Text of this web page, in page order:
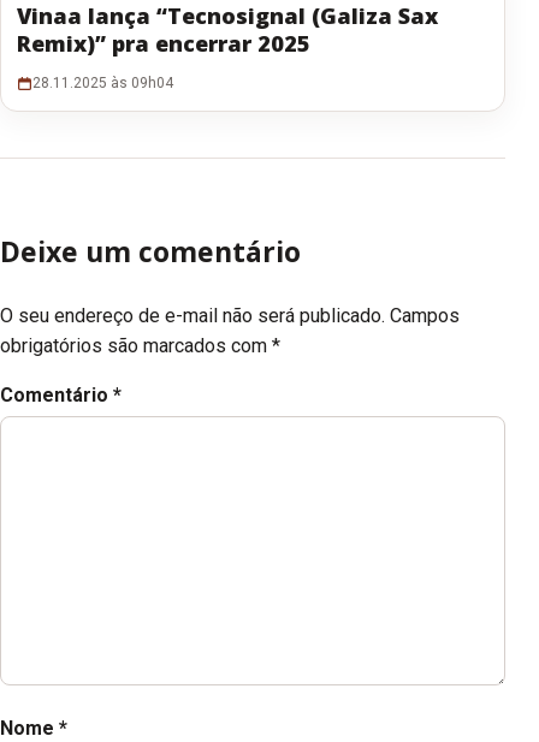
Vinaa lança “Tecnosignal (Galiza Sax
Remix)” pra encerrar 2025
28.11.2025 às 09h04
Deixe um comentário
O seu endereço de e-mail não será publicado. Campos
obrigatórios são marcados com *
Comentário *
Nome *